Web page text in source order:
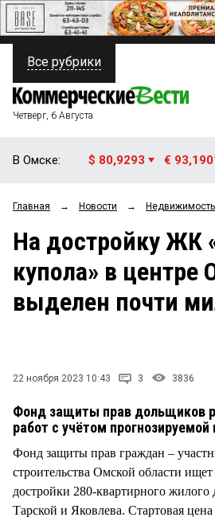
ПОЛИТИКА
ФИНАНСЫ
ОБЩЕСТВО
ЗАКОН
НОВОСТИ КОМПАНИЙ
Все рубрики
Четверг, 6 Августа
В Омске: $ 80,9293 €
Главная → Новости → Недвижимость
На достройку ЖК
купола» в центре
выделен почти
22 ноября 2023 10:43 3 3836
Фонд защиты прав дольщиков
работ с учётом
Фонд защиты прав граждан –
строительства Омской области
достройки 280-квартирного жилого
Тарской и Яковлева. Стартовая